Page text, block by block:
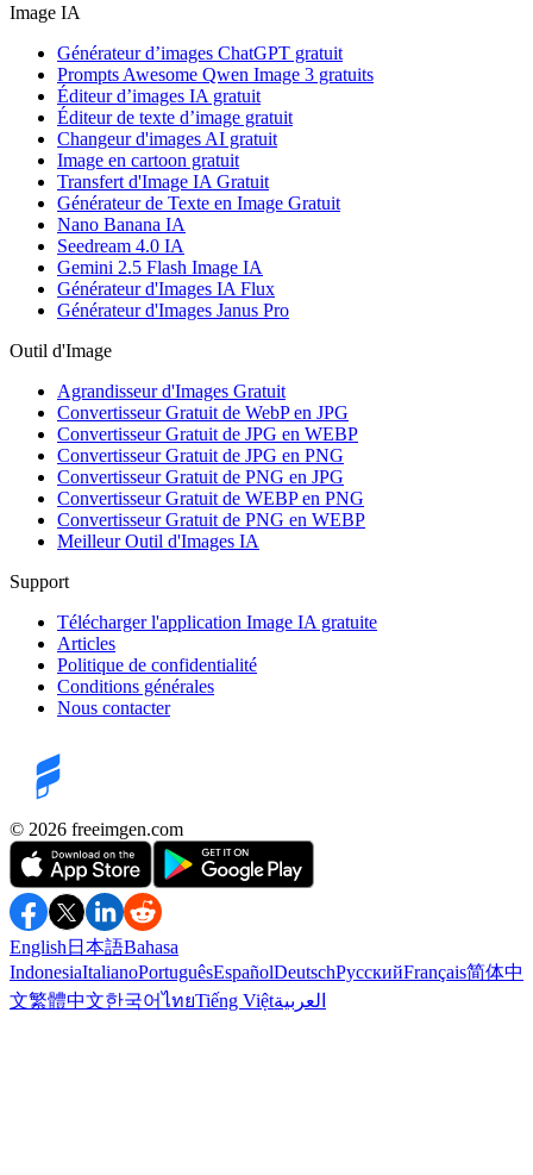
Image IA
Générateur d’images ChatGPT gratuit
Prompts Awesome Qwen Image 3 gratuits
Éditeur d’images IA gratuit
Éditeur de texte d’image gratuit
Changeur d'images AI gratuit
Image en cartoon gratuit
Transfert d'Image IA Gratuit
Générateur de Texte en Image Gratuit
Nano Banana IA
Seedream 4.0 IA
Gemini 2.5 Flash Image IA
Générateur d'Images IA Flux
Générateur d'Images Janus Pro
Outil d'Image
Agrandisseur d'Images Gratuit
Convertisseur Gratuit de WebP en JPG
Convertisseur Gratuit de JPG en WEBP
Convertisseur Gratuit de JPG en PNG
Convertisseur Gratuit de PNG en JPG
Convertisseur Gratuit de WEBP en PNG
Convertisseur Gratuit de PNG en WEBP
Meilleur Outil d'Images IA
Support
Télécharger l'application Image IA gratuite
Articles
Politique de confidentialité
Conditions générales
Nous contacter
©️ 2026 freeimgen.com
English 日本語Bahasa
IndonesiaItalianoPortuguêsEspañolDeutschРусскийFrançais简体中
文繁體中文한국어ไทยTiếng Việtالعربية